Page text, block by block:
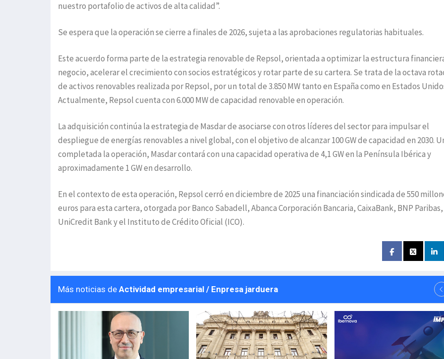
nuestro portafolio de activos de alta calidad”.
Se espera que la operación se cierre a finales de 2026, sujeta a las aprobaciones regulatorias habituales.
Este acuerdo forma parte de la estrategia renovable de Repsol, orientada a optimizar la estructura
negocio, acelerar el crecimiento con socios estratégicos y rotar parte de su cartera. Se trata de la octava
de activos renovables realizada por Repsol, por un total de 3.850 MW tanto en España como en Estados
Actualmente, Repsol cuenta con 6.000 MW de capacidad renovable en operación.
La adquisición continúa la estrategia de Masdar de asociarse con otros líderes del sector para impulsar el
despliegue de energías renovables a nivel global, con el objetivo de alcanzar 100 GW de capacidad en 2030.
completada la operación, Masdar contará con una capacidad operativa de 4,1 GW en la Península Ibérica y
aproximadamente 1 GW en desarrollo.
En el contexto de esta operación, Repsol cerró en diciembre de 2025 una financiación sindicada de 550
euros para esta cartera, otorgada por Banco Sabadell, Abanca Corporación Bancaria, CaixaBank, BNP Paribas,
UniCredit Bank y el Instituto de Crédito Oficial (ICO).
Más noticias de Actividad empresarial / Enpresa jarduera